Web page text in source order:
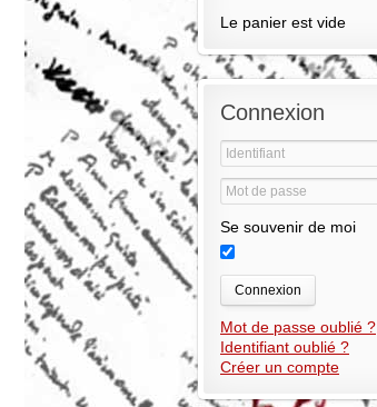
Le panier est vide
Connexion
Se souvenir de moi
Connexion
Mot de passe oublié ?
Identifiant oublié ?
Créer un compte